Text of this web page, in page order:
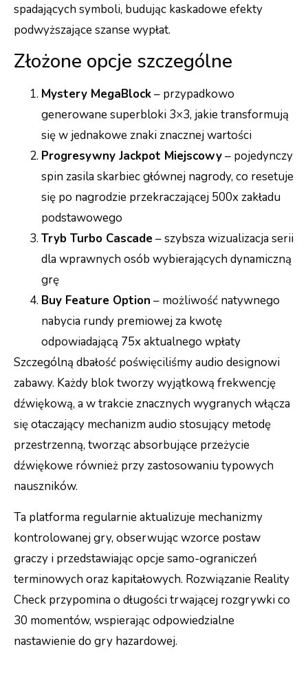
spadających symboli, budując kaskadowe efekty
podwyższające szanse wypłat.
Złożone opcje szczególne
Mystery MegaBlock– przypadkowo
generowane superbloki 3×3, jakie transformują
się w jednakowe znaki znacznej wartości
Progresywny Jackpot Miejscowy– pojedynczy
spin zasila skarbiec głównej nagrody, co resetuje
się po nagrodzie przekraczającej 500x zakładu
podstawowego
Tryb Turbo Cascade – szybsza wizualizacja serii
dla wprawnych osób wybierających dynamiczną
grę
Buy Feature Option – możliwość natywnego
nabycia rundy premiowej za kwotę
odpowiadającą 75x aktualnego wpłaty
Szczególną dbałość poświęciliśmy audio designowi
zabawy. Każdy blok tworzy wyjątkową frekwencję
dźwiękową, a w trakcie znacznych wygranych włącza
się otaczający mechanizm audio stosujący metodę
przestrzenną, tworząc absorbujące przeżycie
dźwiękowe również przy zastosowaniu typowych
nauszników.
Ta platforma regularnie aktualizuje mechanizmy
kontrolowanej gry, obserwując wzorce postaw
graczy i przedstawiając opcje samo-ograniczeń
terminowych oraz kapitałowych. Rozwiązanie Reality
Check przypomina o długości trwającej rozgrywki co
30 momentów, wspierając odpowiedzialne
nastawienie do gry hazardowej.